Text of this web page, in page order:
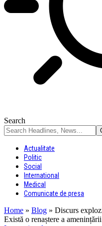
Search
Actualitate
Politic
Social
International
Medical
Comunicate de presa
Home » Blog » Discurs
Există o renaștere a